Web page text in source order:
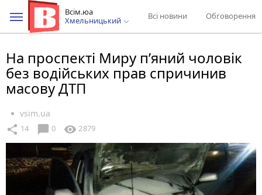
Всім.юа
Хмельницький
Всі новини Обговорення
На проспекті Миру п’яний чоловік
без водійських прав спричинив
масову ДТП
vsim.ua
share 14 chat_bubble 0 visibility 2879